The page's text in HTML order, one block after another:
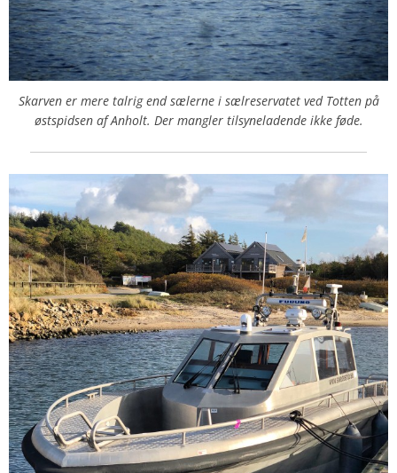
Skarven er mere talrig end sælerne i sælreservatet ved Totten på
østspidsen af Anholt. Der mangler tilsyneladende ikke føde.